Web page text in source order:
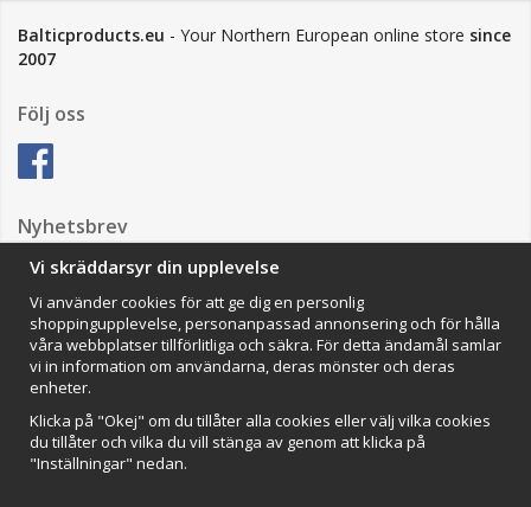
Balticproducts.eu - Your Northern European online store since
2007
Följ oss
Nyhetsbrev
Impressum
VAMOS Commerce AB
Organisationsnummer: 559502-0453
Vi skräddarsyr din upplevelse
Vi använder cookies för att ge dig en personlig
shoppingupplevelse, personanpassad annonsering och för hålla
våra webbplatser tillförlitliga och säkra. För detta ändamål samlar
vi in information om användarna, deras mönster och deras
enheter.
Klicka på "Okej" om du tillåter alla cookies eller välj vilka cookies
du tillåter och vilka du vill stänga av genom att klicka på
"Inställningar" nedan.